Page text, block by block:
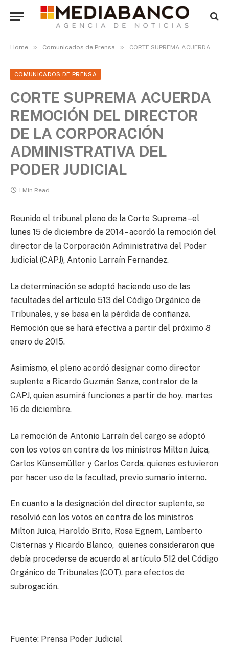
Home » Comunicados de Prensa » CORTE SUPREMA ACUERDA REMOCIÓN DEL DIRECTOR DE LA CORPORACIÓN ADMINISTRATIVA DEL PODER JUDICIAL
COMUNICADOS DE PRENSA
CORTE SUPREMA ACUERDA
REMOCIÓN DEL DIRECTOR
DE LA CORPORACIÓN
ADMINISTRATIVA DEL
PODER JUDICIAL
1 Min Read
Reunido el tribunal pleno de la Corte Suprema –el
lunes 15 de diciembre de 2014– acordó la remoción del
director de la Corporación Administrativa del Poder
Judicial (CAPJ), Antonio Larraín Fernandez.
La determinación se adoptó haciendo uso de las
facultades del artículo 513 del Código Orgánico de
Tribunales, y se basa en la pérdida de confianza.
Remoción que se hará efectiva a partir del próximo 8
enero de 2015.
Asimismo, el pleno acordó designar como director
suplente a Ricardo Guzmán Sanza, contralor de la
CAPJ, quien asumirá funciones a partir de hoy, martes
16 de diciembre.
La remoción de Antonio Larraín del cargo se adoptó
con los votos en contra de los ministros Milton Juica,
Carlos Künsemüller y Carlos Cerda, quienes estuvieron
por hacer uso de la facultad, previo sumario interno.
En cuanto a la designación del director suplente, se
resolvió con los votos en contra de los ministros
Milton Juica, Haroldo Brito, Rosa Egnem, Lamberto
Cisternas y Ricardo Blanco, quienes consideraron que
debía procederse de acuerdo al artículo 512 del Código
Orgánico de Tribunales (COT), para efectos de
subrogación.
Fuente: Prensa Poder Judicial